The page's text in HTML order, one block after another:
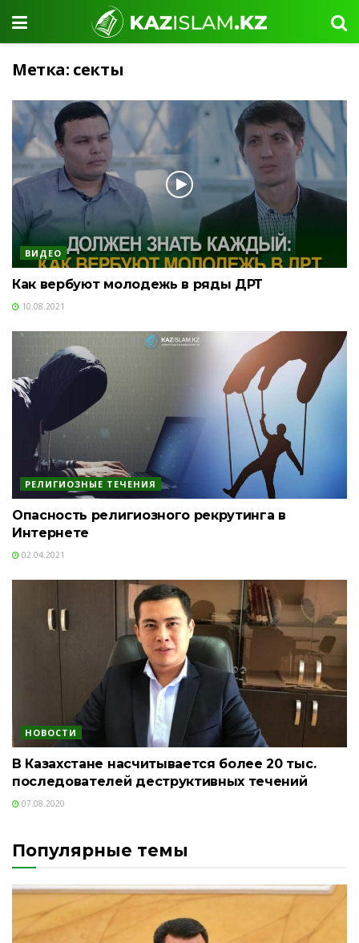
Метка: секты
ВИДЕО
Как вербуют молодежь в ряды ДРТ
10.08.2021
РЕЛИГИОЗНЫЕ ТЕЧЕНИЯ
Опасность религиозного рекрутинга в
Интернете
02.04.2021
НОВОСТИ
В Казахстане насчитывается более 20 тыс.
последователей деструктивных течений
07.08.2020
Популярные темы